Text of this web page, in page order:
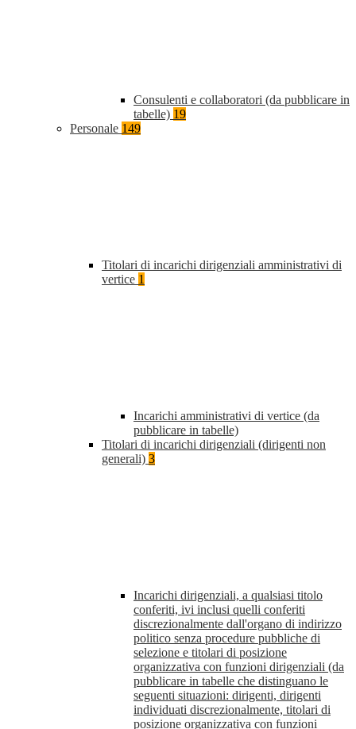
Consulenti e collaboratori (da pubblicare in
tabelle) 19
Personale 149
Titolari di incarichi dirigenziali amministrativi di
vertice 1
Incarichi amministrativi di vertice (da
pubblicare in tabelle)
Titolari di incarichi dirigenziali (dirigenti non
generali) 3
Incarichi dirigenziali, a qualsiasi titolo
conferiti, ivi inclusi quelli conferiti
discrezionalmente dall'organo di indirizzo
politico senza procedure pubbliche di
selezione e titolari di posizione
organizzativa con funzioni dirigenziali (da
pubblicare in tabelle che distinguano le
seguenti situazioni: dirigenti, dirigenti
individuati discrezionalmente, titolari di
posizione organizzativa con funzioni